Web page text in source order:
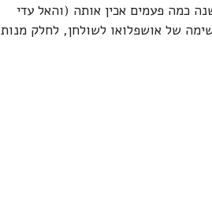
כמה פעמים אכין אותה (והאל עדי
של אושפלואו לשולחן, לחלק מנות